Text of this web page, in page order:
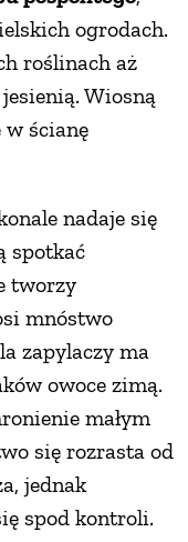
ogrodach.
roślinach aż
Wiosną
w ścianę
nadaje się
spotkać
tworzy
mnóstwo
zapylaczy ma
owoce zimą.
małym
się rozrasta od
jednak
spod kontroli.